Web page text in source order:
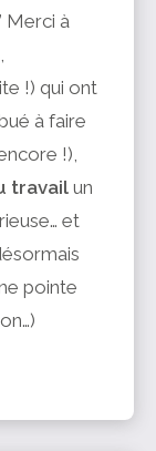
Merci à
!) qui ont
à faire
!),
travailun
et
pointe